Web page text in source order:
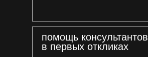
помощь консультантов
в первых откликах